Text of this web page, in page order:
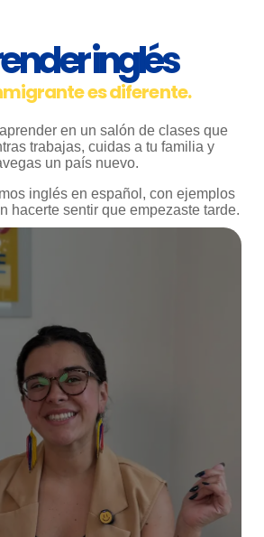
inglés
es diferente.
en un salón de clases que
trabajas, cuidas a tu familia y
un país nuevo.
inglés en español, con ejemplos
hacerte sentir que empezaste tarde.